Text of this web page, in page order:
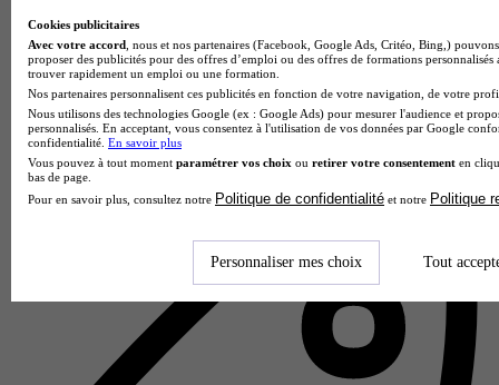
ESLI Redon
4.3
12 avis
Redon
Cookies publicitaires
Avec votre accord , nous et nos partenaires (Facebook, Google Ads, Critéo, Bing,)
proposer des publicités pour des offres d’emploi ou des offres de formations
trouver rapidement un emploi ou une formation.
Nos partenaires personnalisent ces publicités en fonction de votre navigation, de votre
Nous utilisons des technologies Google (ex : Google Ads) pour mesurer l'audience et
personnalisés. En acceptant, vous consentez à l'utilisation de vos données par Google
confidentialité. En savoir plus
Vous pouvez à tout moment paramétrer vos choix ou retirer votre consentement en
bas de page.
Pour en savoir plus, consultez notre Politique de confidentialité et notre Politique
Personnaliser mes choix Tout